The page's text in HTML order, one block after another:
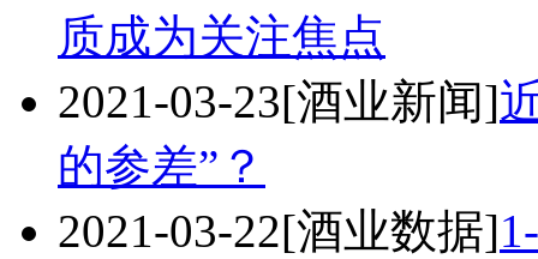
质成为关注焦点
2021-03-23[酒业新闻]
的参差”？
2021-03-22[酒业数据]